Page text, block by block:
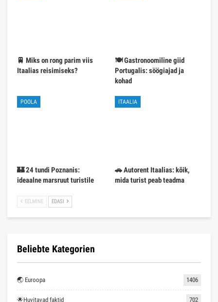
🚆 Miks on rong parim viis
Itaalias reisimiseks?
🍽️ Gastronoomiline giid
Portugalis: söögiajad ja
kohad
POOLA
🏰 24 tundi Poznanis:
ideaalne marsruut turistile
ITAALIA
🚗 Autorent Itaalias: kõik,
mida turist peab teadma
EELMINE EDASI
Beliebte Kategorien
🌏 Euroopa 1406
🌟Huvitavad faktid 702